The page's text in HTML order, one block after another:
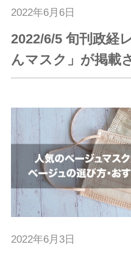
2022/6/5 旬刊政経
んマスク」が掲載
2022年6月6日
2022年6月3日